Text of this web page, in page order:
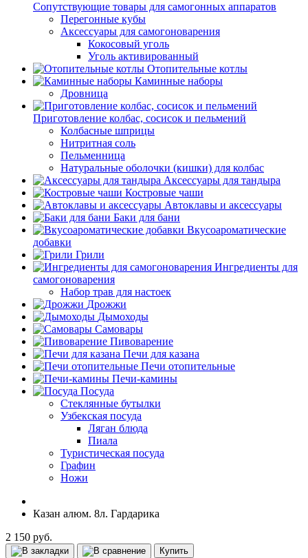
Сопутствующие товары для самогонных аппаратов
Перегонные кубы
Аксессуары для самогоноварения
Кокосовый уголь
Уголь активированный
Отопительные котлы
Каминные наборы
Дровница
Приготовление колбас, сосисок и пельмений
Колбасные шприцы
Нитритная соль
Пельменница
Натуральные оболочки (кишки) для колбас
Аксессуары для тандыра
Костровые чаши
Автоклавы и аксессуары
Баки для бани
Вкусоароматические
добавки
Грили
Ингредиенты для
самогоноварения
Набор трав для настоек
Дрожжи
Дымоходы
Самовары
Пивоварение
Печи для казана
Печи отопительные
Печи-камины
Посуда
Стеклянные бутылки
Узбекская посуда
Ляган блюда
Пиала
Туристическая посуда
Графин
Ножи
Казан алюм. 8л. Гардарика
2 150 руб.
Купить